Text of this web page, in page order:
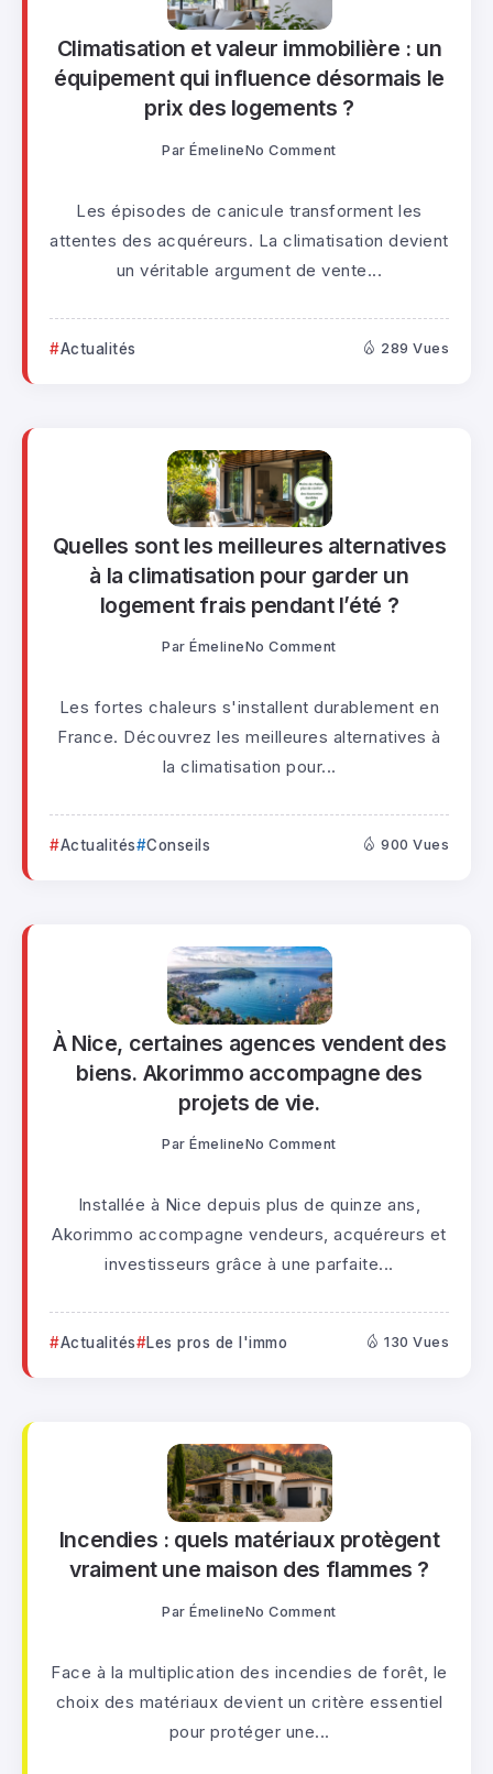
Climatisation et valeur immobilière : un
équipement qui influence désormais le
prix des logements ?
Par ÉmelineNo Comment
Les épisodes de canicule transforment les
attentes des acquéreurs. La climatisation devient
un véritable argument de vente...
Actualités 289 Vues
Quelles sont les meilleures alternatives
à la climatisation pour garder un
logement frais pendant l’été ?
Par ÉmelineNo Comment
Les fortes chaleurs s'installent durablement en
France. Découvrez les meilleures alternatives à
la climatisation pour...
Actualités Conseils 900 Vues
À Nice, certaines agences vendent des
biens. Akorimmo accompagne des
projets de vie.
Par ÉmelineNo Comment
Installée à Nice depuis plus de quinze ans,
Akorimmo accompagne vendeurs, acquéreurs et
investisseurs grâce à une parfaite...
Actualités Les pros de l'immo 130 Vues
Incendies : quels matériaux protègent
vraiment une maison des flammes ?
Par ÉmelineNo Comment
Face à la multiplication des incendies de forêt, le
choix des matériaux devient un critère essentiel
pour protéger une...